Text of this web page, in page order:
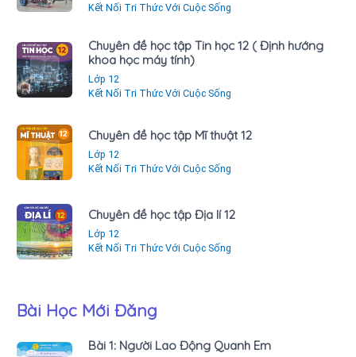
Kết Nối Tri Thức Với Cuộc Sống
Chuyên đề học tập Tin học 12 ( Định hướng
khoa học máy tính)
Lớp 12
Kết Nối Tri Thức Với Cuộc Sống
Chuyên đề học tập Mĩ thuật 12
Lớp 12
Kết Nối Tri Thức Với Cuộc Sống
Chuyên đề học tập Địa lí 12
Lớp 12
Kết Nối Tri Thức Với Cuộc Sống
Bài Học Mới Đăng
Bài 1: Người Lao Động Quanh Em